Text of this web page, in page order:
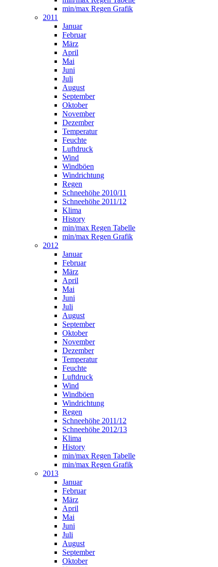
min/max Regen Grafik
2011
Januar
Februar
März
April
Mai
Juni
Juli
August
September
Oktober
November
Dezember
Temperatur
Feuchte
Luftdruck
Wind
Windböen
Windrichtung
Regen
Schneehöhe 2010/11
Schneehöhe 2011/12
Klima
History
min/max Regen Tabelle
min/max Regen Grafik
2012
Januar
Februar
März
April
Mai
Juni
Juli
August
September
Oktober
November
Dezember
Temperatur
Feuchte
Luftdruck
Wind
Windböen
Windrichtung
Regen
Schneehöhe 2011/12
Schneehöhe 2012/13
Klima
History
min/max Regen Tabelle
min/max Regen Grafik
2013
Januar
Februar
März
April
Mai
Juni
Juli
August
September
Oktober